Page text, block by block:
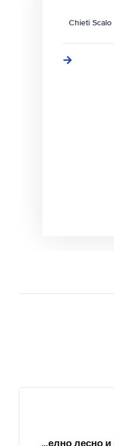
Изключително лесно и интуитивно. Препоръчвам